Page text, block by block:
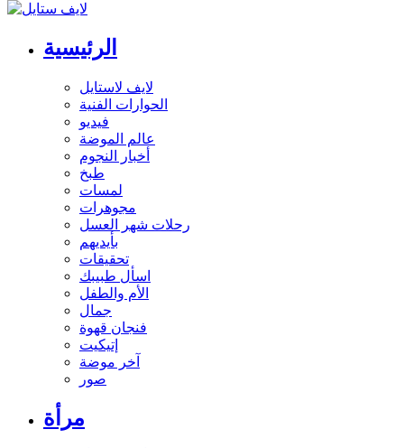
الرئيسية
لايف لاستايل
الحوارات الفنية
فيديو
عالم الموضة
أخبار النجوم
طبخ
لمسات
مجوهرات
رحلات شهر العسل
بأيديهم
تحقيقات
اسأل طبيبك
الأم والطفل
جمال
فنجان قهوة
إتيكيت
آخر موضة
صور
مرأة